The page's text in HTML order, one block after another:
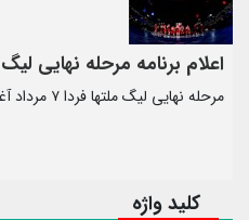
اعلام برنامه مرحله نهایی
مرحله نهایی لیگ ملتها فردا ۷ مرداد آغاز می شود
کلید واژه